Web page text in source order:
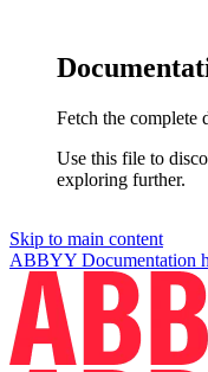
Fetch the complete
Use this file to
exploring further.
Skip to main content
ABBYY Documentation